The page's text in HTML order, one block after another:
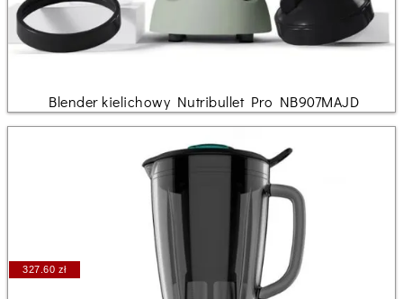
Blender kielichowy Nutribullet Pro NB907MAJD
327.60 zł